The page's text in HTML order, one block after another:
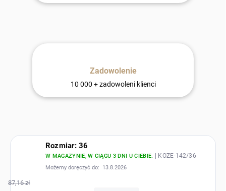
Zadowolenie
10 000 + zadowoleni klienci
Rozmiar: 36
W MAGAZYNIE, W CIĄGU 3 DNI U CIEBIE. | KOZE-142/36
Możemy doręczyć do: 13.8.2026
87,16 zł